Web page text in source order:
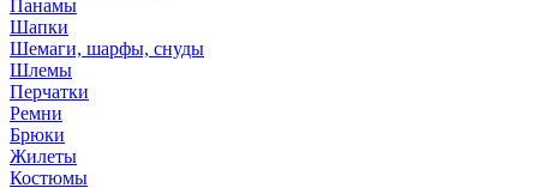
Панамы
Шапки
Шемаги, шарфы, снуды
Шлемы
Перчатки
Ремни
Брюки
Жилеты
Костюмы